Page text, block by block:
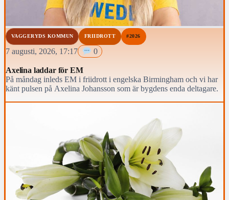
VAGGERYDS KOMMUN FRIIDROTT #2026
7 augusti, 2026, 17:17 0
Axelina laddar för EM
På måndag inleds EM i friidrott i engelska Birmingham och vi har
känt pulsen på Axelina Johansson som är bygdens enda deltagare.